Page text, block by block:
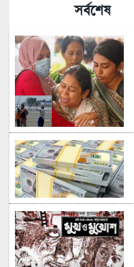
সর্বশেষ